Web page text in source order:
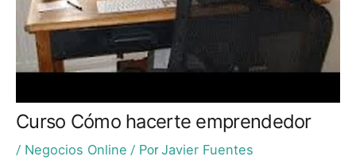
Curso Cómo hacerte emprendedor
/ Negocios Online / PorJavier Fuentes